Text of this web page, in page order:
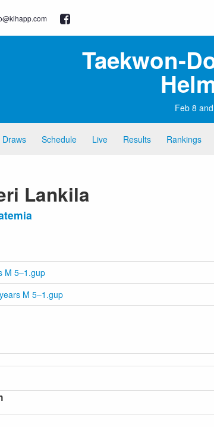
Feb 8
Draws Schedule Live Results Rankings
Lankila
M 5–1.gup
M 5–1.gup